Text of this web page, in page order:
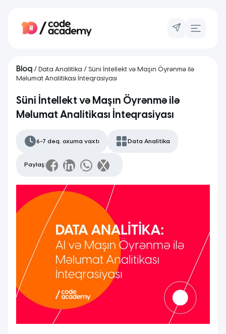
Bloq / Data Analitika / Süni İntellekt və Maşın Öyrənmə ilə
Məlumat Analitikası İnteqrasiyası
Süni İntellekt və Maşın Öyrənmə ilə
Məlumat Analitikası İnteqrasiyası
6-7 dəq. oxuma vaxtı Data Analitika
Paylaş: